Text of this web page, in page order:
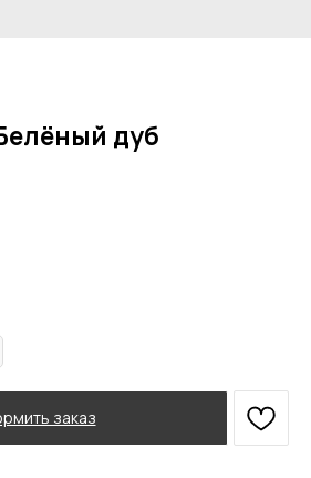
дуб
заказ